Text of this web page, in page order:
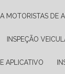
MOTORISTAS DE
INSPEÇÃO
APLICATIVO